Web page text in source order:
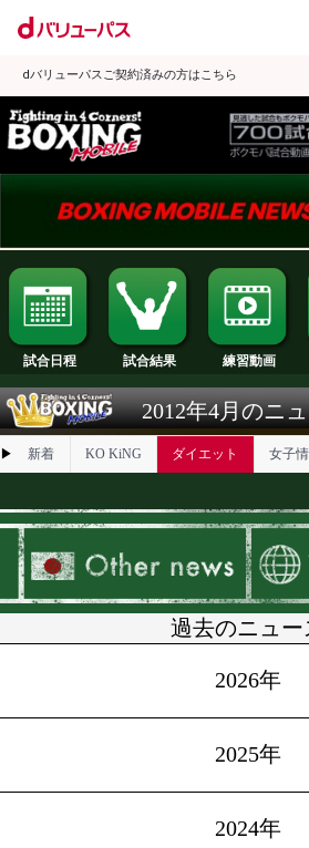
dバリューパスご契約済みの方はこちら
試合日程 試合結果 練習
新着 ダイエット
過去の